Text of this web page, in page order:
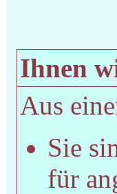
Ihnen
Aus
Sie
für